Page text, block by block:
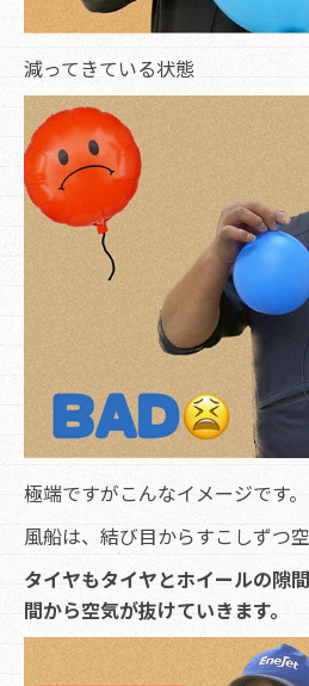
減ってきている状態
極端ですがこんなイメージです。
風船は、結び目からすこしずつ
タイヤもタイヤとホイールの隙
間から空気が抜けていきます。